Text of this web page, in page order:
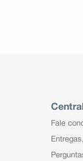
Fale